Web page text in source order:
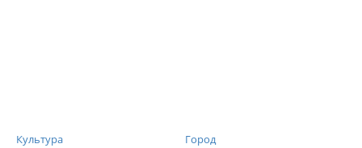
Культура Город